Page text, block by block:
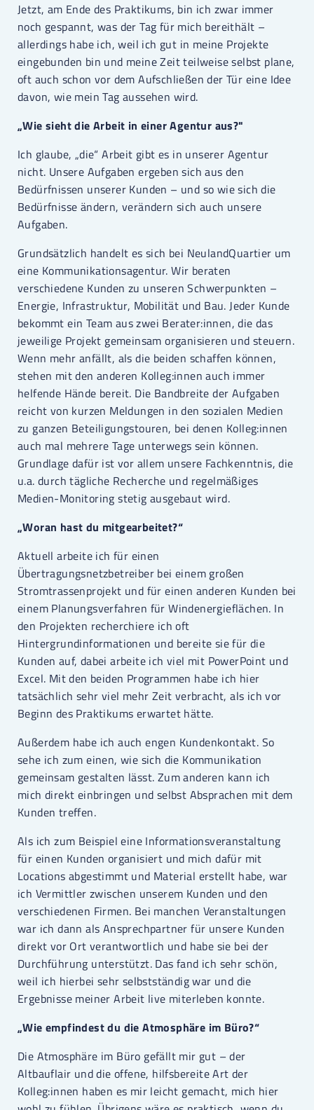
Jetzt, am Ende des Praktikums, bin ich zwar immer
noch gespannt, was der Tag für mich bereithält –
allerdings habe ich, weil ich gut in meine Projekte
eingebunden bin und meine Zeit teilweise selbst plane,
oft auch schon vor dem Aufschließen der Tür eine Idee
davon, wie mein Tag aussehen wird.
„Wie sieht die Arbeit in einer Agentur aus?"
Ich glaube, „die“ Arbeit gibt es in unserer Agentur
nicht. Unsere Aufgaben ergeben sich aus den
Bedürfnissen unserer Kunden – und so wie sich die
Bedürfnisse ändern, verändern sich auch unsere
Aufgaben.
Grundsätzlich handelt es sich bei NeulandQuartier um
eine Kommunikationsagentur. Wir beraten
verschiedene Kunden zu unseren Schwerpunkten –
Energie, Infrastruktur, Mobilität und Bau. Jeder Kunde
bekommt ein Team aus zwei Berater:innen, die das
jeweilige Projekt gemeinsam organisieren und steuern.
Wenn mehr anfällt, als die beiden schaffen können,
stehen mit den anderen Kolleg:innen auch immer
helfende Hände bereit. Die Bandbreite der Aufgaben
reicht von kurzen Meldungen in den sozialen Medien
zu ganzen Beteiligungstouren, bei denen Kolleg:innen
auch mal mehrere Tage unterwegs sein können.
Grundlage dafür ist vor allem unsere Fachkenntnis, die
u.a. durch tägliche Recherche und regelmäßiges
Medien-Monitoring stetig ausgebaut wird.
„Woran hast du mitgearbeitet?“
Aktuell arbeite ich für einen
Übertragungsnetzbetreiber bei einem großen
Stromtrassenprojekt und für einen anderen Kunden bei
einem Planungsverfahren für Windenergieflächen. In
den Projekten recherchiere ich oft
Hintergrundinformationen und bereite sie für die
Kunden auf, dabei arbeite ich viel mit PowerPoint und
Excel. Mit den beiden Programmen habe ich hier
tatsächlich sehr viel mehr Zeit verbracht, als ich vor
Beginn des Praktikums erwartet hätte.
Außerdem habe ich auch engen Kundenkontakt. So
sehe ich zum einen, wie sich die Kommunikation
gemeinsam gestalten lässt. Zum anderen kann ich
mich direkt einbringen und selbst Absprachen mit dem
Kunden treffen.
Als ich zum Beispiel eine Informationsveranstaltung
für einen Kunden organisiert und mich dafür mit
Locations abgestimmt und Material erstellt habe, war
ich Vermittler zwischen unserem Kunden und den
verschiedenen Firmen. Bei manchen Veranstaltungen
war ich dann als Ansprechpartner für unsere Kunden
direkt vor Ort verantwortlich und habe sie bei der
Durchführung unterstützt. Das fand ich sehr schön,
weil ich hierbei sehr selbstständig war und die
Ergebnisse meiner Arbeit live miterleben konnte.
„Wie empfindest du die Atmosphäre im Büro?“
Die Atmosphäre im Büro gefällt mir gut – der
Altbauflair und die offene, hilfsbereite Art der
Kolleg:innen haben es mir leicht gemacht, mich hier